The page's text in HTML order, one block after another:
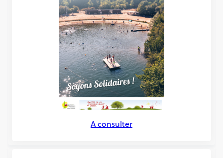
A consulter